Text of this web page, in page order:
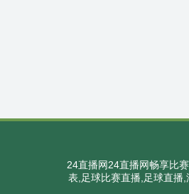
24直播网24直播网畅享比
表,足球比赛直播,足球直播